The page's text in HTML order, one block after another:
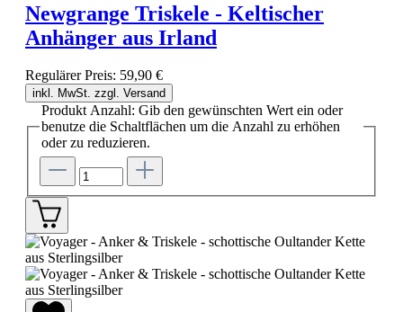
Newgrange Triskele - Keltischer
Anhänger aus Irland
Regulärer Preis: 59,90 €
inkl. MwSt. zzgl. Versand
Produkt Anzahl: Gib den gewünschten Wert ein oder
benutze die Schaltflächen um die Anzahl zu erhöhen
oder zu reduzieren.